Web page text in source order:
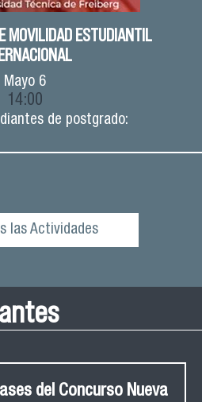
MOVILIDAD ESTUDIANTIL
Mayo6
14:00
de postgrado:
las Actividades
del Concurso Nueva